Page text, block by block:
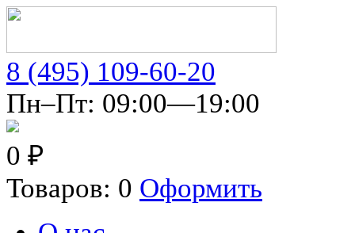
8 (495) 109-60-20
Пн–Пт: 09:00—19:00
0 ₽
Товаров: 0 Оформить